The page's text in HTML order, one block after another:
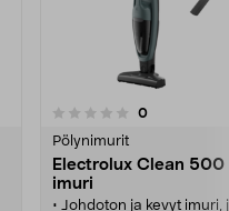
0arvostelut
Pölynimurit
Electrolux Clean 500
imuri
• Johdoton ja kevyt imuri,
0.0 viidestä